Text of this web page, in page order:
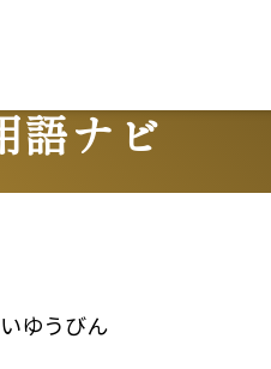
語ナビ
ゆうびん